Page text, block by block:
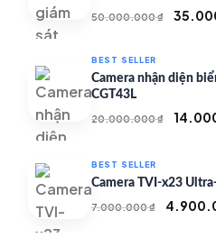
50.000.000₫
Giá
BEST SELLER
Camera nhận diện
CGT43L
20.000.000₫
Giá
BEST SELLER
Camera TVI-x23
7.000.000₫
Giá